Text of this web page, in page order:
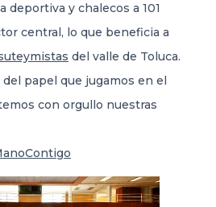
deportiva y chalecos a 101
central, lo que beneficia a
del valle de Toluca.
papel que jugamos en el
con orgullo nuestras